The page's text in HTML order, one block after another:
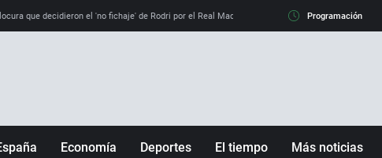
que decidieron el 'no fichaje' de Rodri por el Real Madrid y su 'sí' al Barça La llamada
Programación
Economía Deportes El tiempo Más noticias